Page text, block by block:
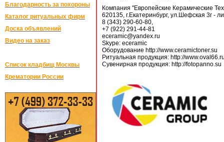
Благодарность за похороны
Каталог ритуальных фирм
Доска объявлений
Видео на заказ
Список кладбищ Москвы
Крематории России
Компания "Европейские Керамические
620135, г.Екатеринбург, ул.Шефская 3г -
8 (343) 290-60-80,
+7 (922) 291-44-81
eceramic@yandex.ru
Skype: eceramic
Оборудование http://www.ceramictoner.su
Ритуальная продукция: http://
Сувенирная продукция: http://fotopanno.su